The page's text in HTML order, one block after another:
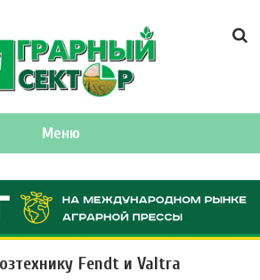
Меню
Fendt и Valtra